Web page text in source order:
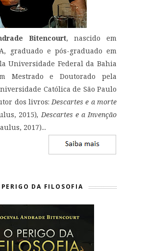
Bitencourt, nascido em
graduado e pós-graduado em
Universidade Federal da Bahia
Mestrado e Doutorado pela
Católica de São Paulo
dos livros: Descartes e a morte
2015), Descartes e a Invenção
2017)...
PERIGO DA FILOSOFIA